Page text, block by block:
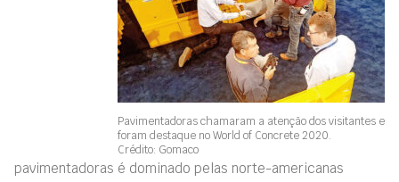
Pavimentadoras chamaram a atenção dos visitantes e
foram destaque no World of Concrete 2020.
Crédito: Gomaco
pavimentadoras é dominado pelas norte-americanas